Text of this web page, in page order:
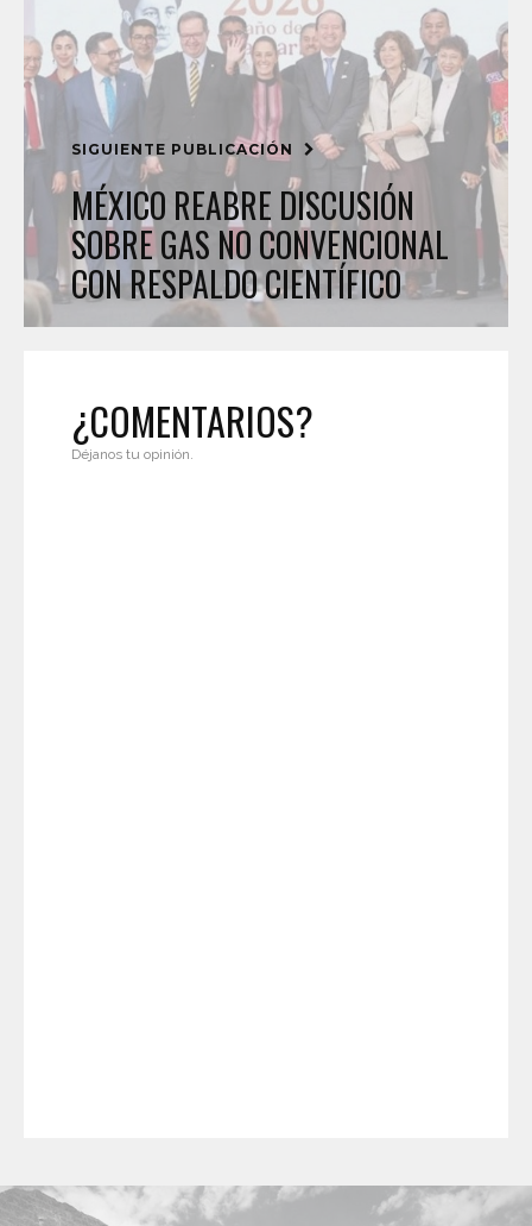
SIGUIENTE PUBLICACIÓN
MÉXICO REABRE DISCUSIÓN
SOBRE GAS NO CONVENCIONAL
CON RESPALDO CIENTÍFICO
¿COMENTARIOS?
Déjanos tu opinión.